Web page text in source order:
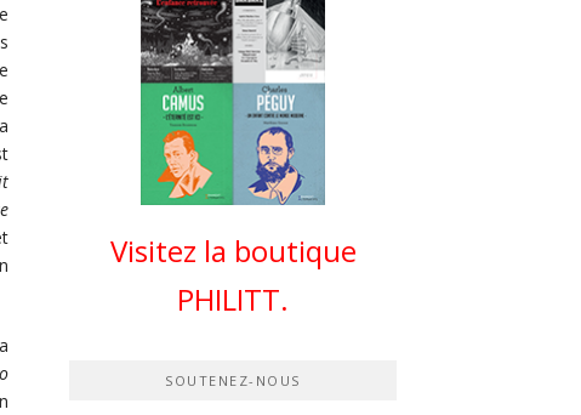
Visitez la boutique
PHILITT.
SOUTENEZ-NOUS